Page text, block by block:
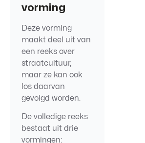
vorming
Deze vorming
maakt deel uit van
een reeks over
straatcultuur,
maar ze kan ook
los daarvan
gevolgd worden.
De volledige reeks
bestaat uit drie
vormingen: